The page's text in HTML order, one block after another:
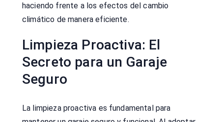
haciendo frente a los efectos del cambio
climático de manera eficiente.
Limpieza Proactiva: El
Secreto para un Garaje
Seguro
La limpieza proactiva es fundamental para